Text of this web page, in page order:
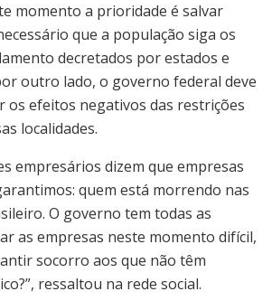
momento a prioridade é salvar
que a população siga os
decretados por estados e
outro lado, o governo federal deve
os efeitos negativos das restrições
localidades.
empresários dizem que empresas
quem está morrendo nas
O governo tem todas as
as empresas neste momento difícil,
socorro aos que não têm
ressaltou na rede social.